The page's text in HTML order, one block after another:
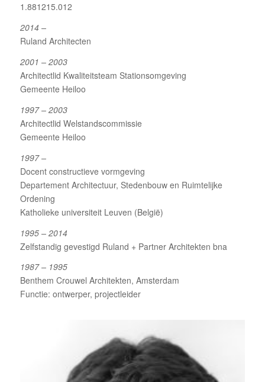
1.881215.012
2014 –
Ruland Architecten
2001 – 2003
Architectlid Kwaliteitsteam Stationsomgeving
Gemeente Heiloo
1997 – 2003
Architectlid Welstandscommissie
Gemeente Heiloo
1997–
Docent constructieve vormgeving
Departement Architectuur, Stedenbouw en Ruimtelijke
Ordening
Katholieke universiteit Leuven (België)
1995 – 2014
Zelfstandig gevestigd Ruland + Partner Architekten bna
1987 – 1995
Benthem Crouwel Architekten, Amsterdam
Functie: ontwerper, projectleider